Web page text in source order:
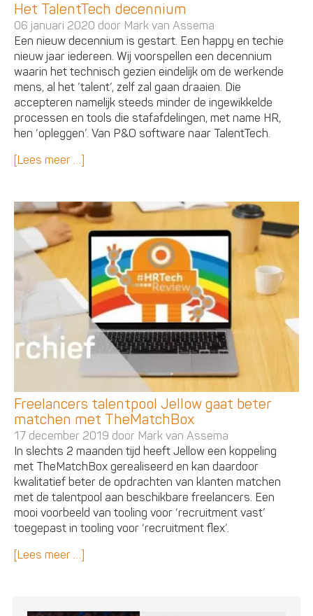
Het TalentTech decennium
06 januari 2020 door Mark van Assema
Een nieuw decennium is gestart. Een happy en techie
nieuw jaar iedereen. Wij voorspellen een decennium
waarin het technisch gezien eindelijk om de werkende
mens, al het ’talent’, zelf zal gaan draaien. Die
accepteren namelijk steeds minder de ingewikkelde
processen en tools die stafafdelingen, met name HR,
hen ‘opleggen’. Van P&O software naar TalentTech.
[Lees meer …]
Freelancers talentpool Jellow gaat beter
matchen met TheMatchBox
17 december 2019 door Mark van Assema
In slechts 2 maanden tijd heeft Jellow een koppeling
met TheMatchBox gerealiseerd en kan daardoor
kwalitatief beter de opdrachten van klanten matchen
met de talentpool aan beschikbare freelancers. Een
mooi voorbeeld van tooling voor ‘recruitment vast’
toegepast in tooling voor ‘recruitment flex’.
[Lees meer …]